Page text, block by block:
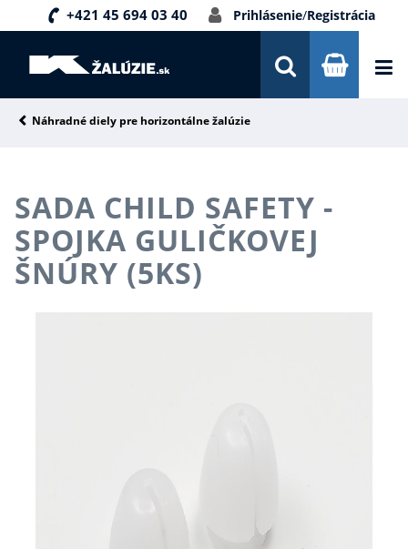
+421 45 694 03 40 Prihlásenie/Registrácia
DOPRAVA A PLATBA
PORADŇA
NOVINKY
Náhradné diely pre horizontálne žalúzie
SADA CHILD SAFETY -
SPOJKA GULIČKOVEJ
ŠNÚRY (5KS)